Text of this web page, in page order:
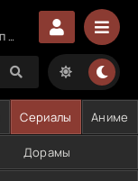
Сериалы Аниме
Дорамы